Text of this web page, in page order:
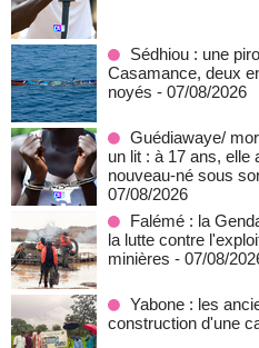
Sédhiou : une
Casamance, deux
noyés - 07/08/2026
Guédiawaye/
un lit : à 17 ans,
nouveau-né sous
07/08/2026
Falémé : la
la lutte contre
minières - 07/08/
Yabone : les
construction d'une